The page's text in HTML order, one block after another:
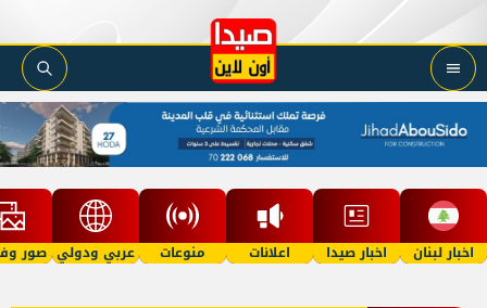
اخبار لبنان اخبار صيدا اعلانات منوعات عربي ودولي صور